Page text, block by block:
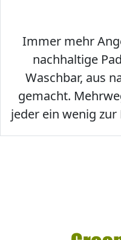
Immer mehr
nachhaltige
Waschbar, aus
gemacht.
jeder ein wenig